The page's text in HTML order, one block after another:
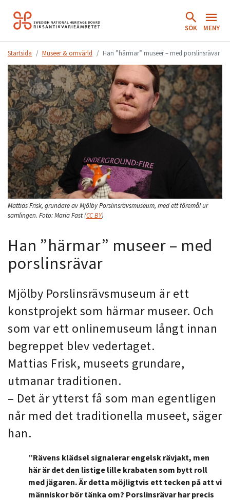
Hoppa
till
SÖK MENY
Startsida Museer & omvärld Han ”härmar” museer – med porslinsrävar
Mattias Frisk, grundare av Mjölby Porslinsrävsmuseum, med ett föremål ur
samlingen. Foto:Maria Fast(CC BY)
Han ”härmar” museer – med
porslinsrävar
Mjölby Porslinsrävsmuseum är ett
konstprojekt som härmar museer. Och
som var ett onlinemuseum långt innan
begreppet blev vedertaget.
Mattias Frisk, museets grundare,
utmanar traditionen.
– Det är ytterst få som man egentligen
når med det traditionella museet, säger
han.
”Rävens klädsel signalerar engelsk rävjakt, men
här är det den listige lille krabaten som bytt roll
med jägaren. Är detta möjligtvis ett tecken på att vi
människor bör tänka om? Porslinsrävar har precis